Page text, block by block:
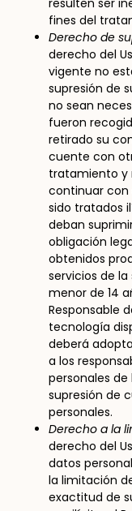
resulten ser
fines del
Derecho de
derecho del
vigente no
supresión de
no sean
fueron
retirado su
cuente con
tratamiento y
continuar con
sido tratados
deban
obligación
obtenidos
servicios de
menor de 14
Responsable
tecnología
deberá
a los
personales
supresión de
personales.
Derecho a la
derecho del
datos
la limitación
exactitud de